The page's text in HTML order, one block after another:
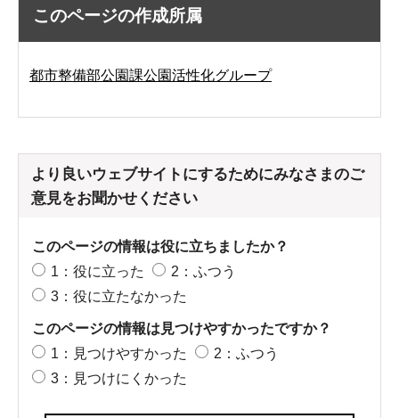
このページの作成所属
都市整備部公園課公園活性化グループ
より良いウェブサイトにするためにみなさまのご
意見をお聞かせください
このページの情報は役に立ちましたか？
1：役に立った
2：ふつう
3：役に立たなかった
このページの情報は見つけやすかったですか？
1：見つけやすかった
2：ふつう
3：見つけにくかった